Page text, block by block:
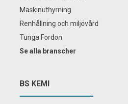
Maskinuthyrning
Renhållning och miljövård
Tunga Fordon
Se alla branscher
BS KEMI